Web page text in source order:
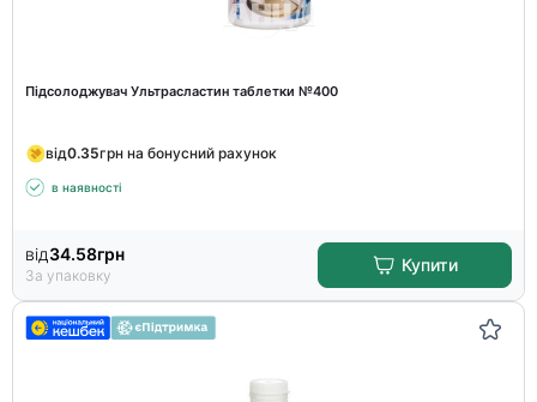
Підсолоджувач Ультрасластин таблетки №400
від0.35грн на бонусний рахунок
в наявності
від34.58грн
За упаковку
Купити